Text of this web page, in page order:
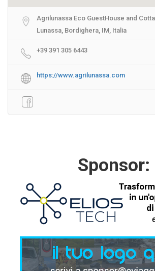
Agrilunassa Eco GuestHouse and
Lunassa, Bordighera, IM, Italia
+39 391 305 6443
https://www.agrilunassa.com
Sponsor: